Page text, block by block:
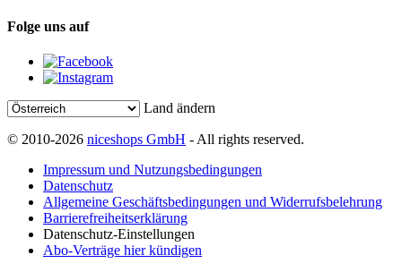
Folge uns auf
Land ändern
© 2010-2026 niceshops GmbH - All rights reserved.
Impressum und Nutzungsbedingungen
Datenschutz
Allgemeine Geschäftsbedingungen und Widerrufsbelehrung
Barrierefreiheitserklärung
Datenschutz-Einstellungen
Abo-Verträge hier kündigen